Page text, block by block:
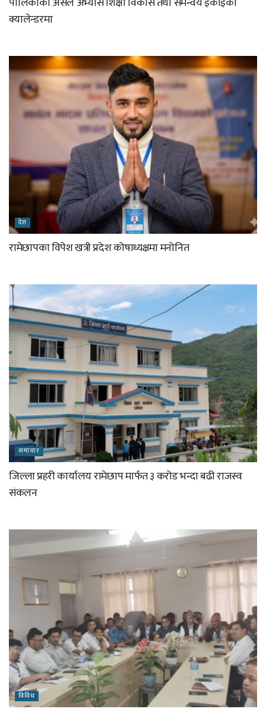
क्यालेन्डरमा
देश
रामेछापका विपेश खत्री प्रदेश कोषाध्यक्षमा मनोनित
समाचार
जिल्ला प्रहरी कार्यालय रामेछाप मार्फत ३ करोड भन्दा बढी राजस्व
संकलन
विविध